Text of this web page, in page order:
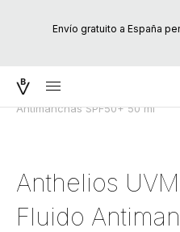
Envío gratuito a España
Search
for:
Inicio /Marcas
Antimanchas SPF50+ 50 ml
Anthelios
Fluido